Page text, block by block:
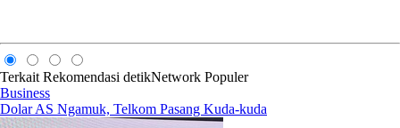
Terkait Rekomendasi detikNetwork Populer
Business
Dolar AS Ngamuk, Telkom Pasang Kuda-kuda